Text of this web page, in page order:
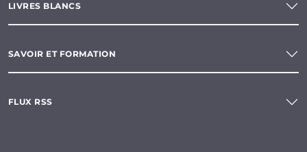
LIVRES BLANCS
SAVOIR ET FORMATION
FLUX RSS